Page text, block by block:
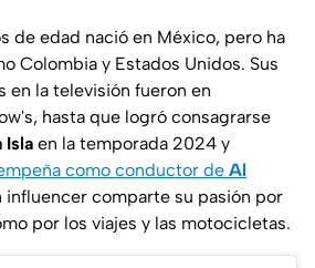
de edad nació en México, pero ha
Colombia y Estados Unidos. Sus
en la televisión fueron en
, hasta que logró consagrarse
Isla en la temporada 2024 y
como conductor de Al
influencer comparte su pasión por
por los viajes y las motocicletas.